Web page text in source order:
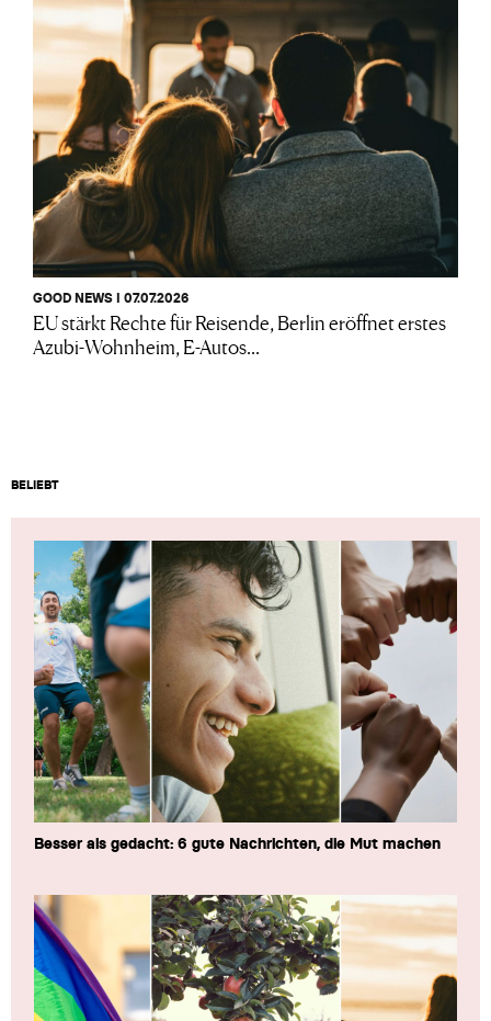
GOOD NEWS I 07.07.2026
EU stärkt Rechte für Reisende, Berlin eröffnet erstes
Azubi-Wohnheim, E-Autos...
BELIEBT
Besser als gedacht: 6 gute Nachrichten, die Mut machen